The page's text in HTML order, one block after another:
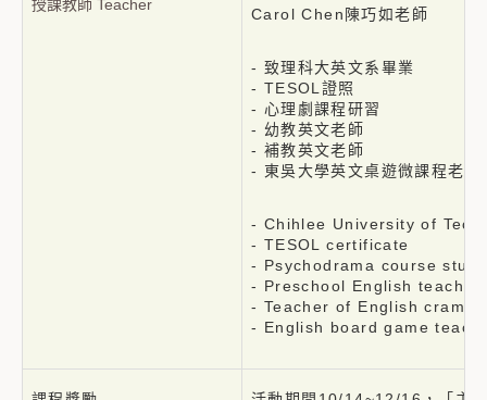
授課教師 Teacher
Carol Chen陳巧如老師
- 致理科⼤英⽂系畢業
- TESOL證照
- ⼼理劇課程研習
- 幼教英⽂老師
- 補教英⽂老師
- 東吳大學英文桌遊微課程老師
- Chihlee University of
- TESOL certificate
- Psychodrama course study
- Preschool English teacher
- Teacher of English cram
- English board game